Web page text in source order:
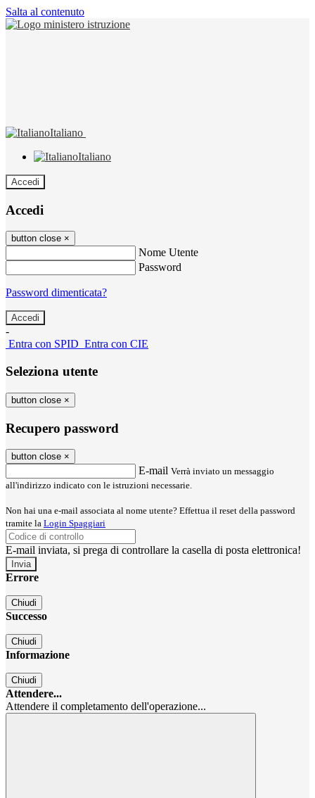
Salta al contenuto
Italiano
Italiano
Accedi
Accedi
button close ×
Nome Utente
Password
Password dimenticata?
-
Entra con SPID Entra con CIE
Seleziona utente
button close ×
Recupero password
button close ×
E-mail Verrà inviato un messaggio
all'indirizzo indicato con le istruzioni necessarie.
Non hai una e-mail associata al nome utente? Effettua il reset della password
tramite la Login Spaggiari
E-mail inviata, si prega di controllare la casella di posta elettronica!
Errore
Chiudi
Successo
Chiudi
Informazione
Chiudi
Attendere...
Attendere il completamento dell'operazione...